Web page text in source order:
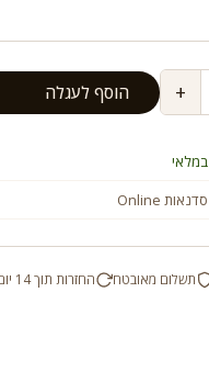
+ הוסף לעגלה
במלאי
סדנאות Online
תשלום מאובטח החזרות תוך 14 יום